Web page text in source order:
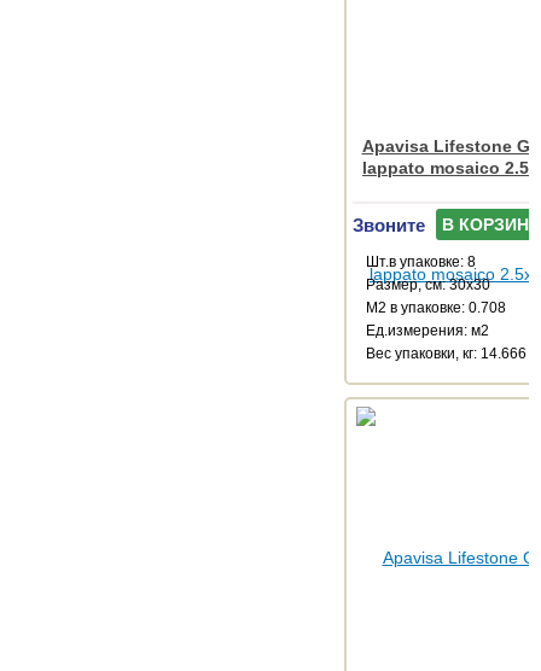
Apavisa Lifestone
lappato mosaico
Звоните В КОРЗИНУ
Шт.в упаковке: 8
Размер, см: 30x30
М2 в упаковке: 0.708
Ед.измерения: м2
Веc упаковки, кг: 14.666